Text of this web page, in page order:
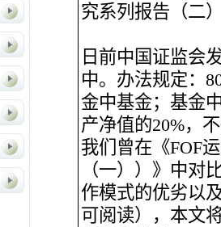
究系列报告（二
日前中国证监会
中。办法规定：
金中基金；基金
产净值的20%，
我们曾在《FOF
（一））》中对
作模式的优劣以
可阅读），本文